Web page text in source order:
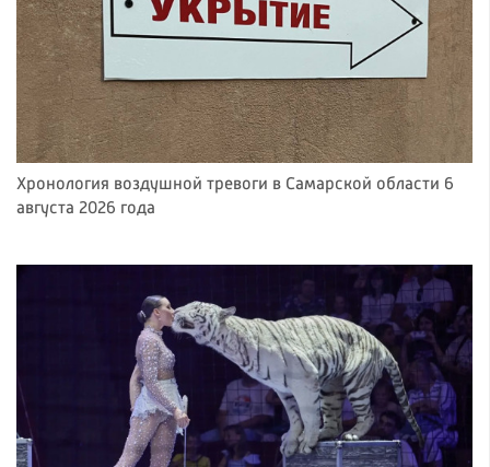
Хронология воздушной тревоги в Самарской области 6
августа 2026 года